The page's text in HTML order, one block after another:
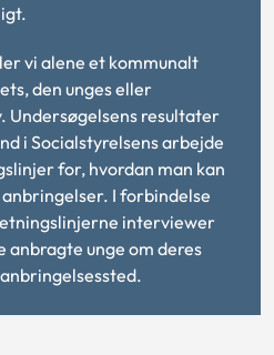
vi alene et kommunalt
den unges eller
resultater
i Socialstyrelsens arbejde
for, hvordan man kan
I forbindelse
interviewer
anbragte unge om deres